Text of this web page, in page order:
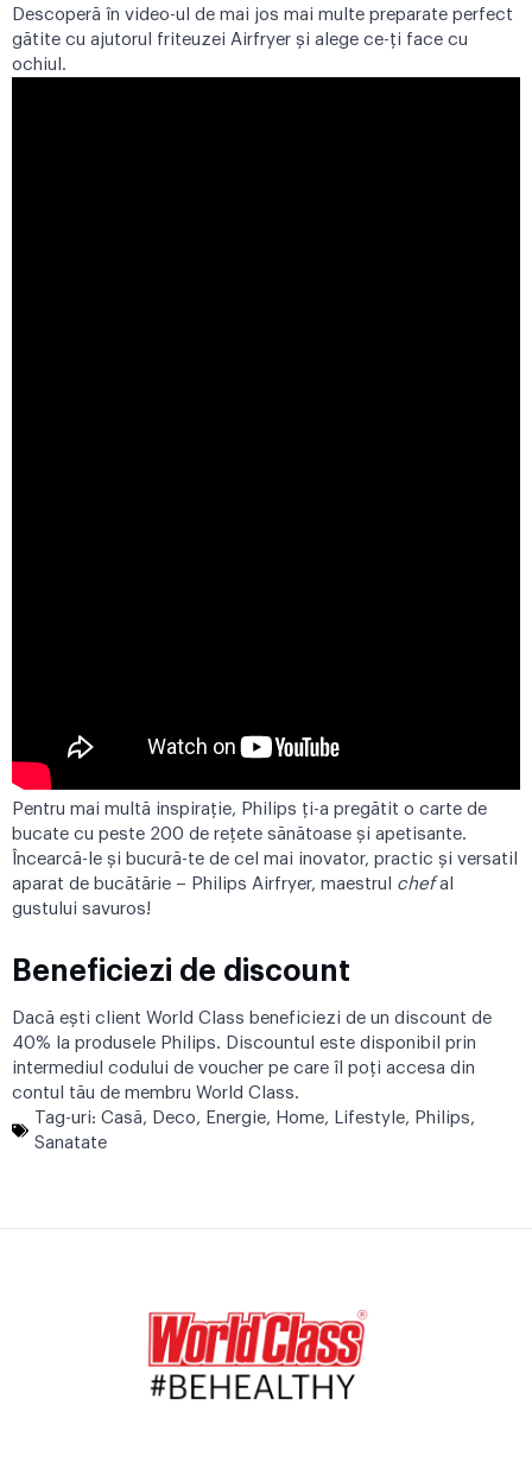
Descoperă în video-ul de mai jos mai multe preparate perfect
gătite cu ajutorul friteuzei Airfryer și alege ce-ți face cu
ochiul.
Pentru mai multă inspirație, Philips ți-a pregătit o carte de
bucate cu peste 200 de rețete sănătoase și apetisante.
Încearcă-le și bucură-te de cel mai inovator, practic și versatil
aparat de bucătărie – Philips Airfryer, maestrul chefal
gustului savuros!
Beneficiezi de discount
Dacă ești client World Class beneficiezi de un discount de
40% la produsele Philips. Discountul este disponibil prin
intermediul codului de voucher pe care îl poți accesa din
contul tău de membru World Class.
Tag-uri: Casă, Deco, Energie, Home, Lifestyle, Philips,
Sanatate